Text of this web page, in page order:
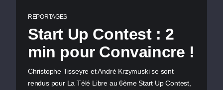
REPORTAGES
Start Up Contest : 2
min pour Convaincre !
Christophe Tisseyre et André Krzymuski se sont
rendus pour La Télé Libre au 6ème Start Up Contest,